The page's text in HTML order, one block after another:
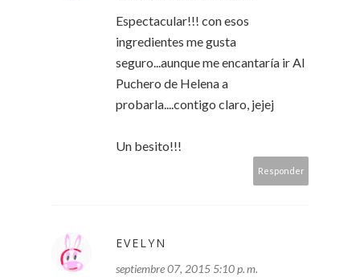
Espectacular!!! con esos
ingredientes me gusta
seguro...aunque me encantaría ir Al
Puchero de Helena a
probarla....contigo claro, jejej
Un besito!!!
Responder
EVELYN
septiembre 07, 2015 5:10 p. m.